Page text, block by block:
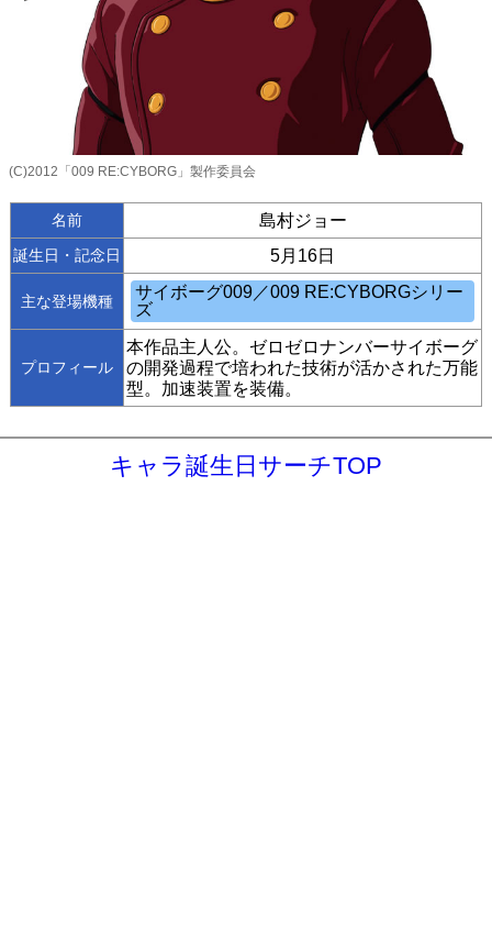
(C)2012「009 RE:CYBORG」製作委員会
名前 島村ジョー
誕生日・記念日 5月16日
主な登場機種
プロフィール
本作品主人公。ゼロゼロナンバーサイボーグ
の開発過程で培われた技術が活かされた万能
型。加速装置を装備。
キャラ誕生日サーチTOP